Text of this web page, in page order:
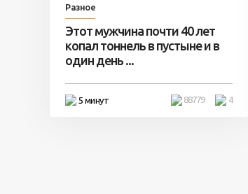
Разное
Этот мужчина почти 40 лет
копал тоннель в пустыне и в
один день ...
5 минут 4
88779